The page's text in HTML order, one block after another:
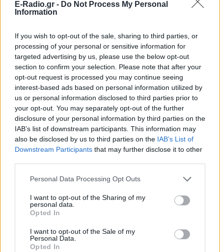
E-Radio.gr - Do Not Process My Personal
Information
If you wish to opt-out of the sale, sharing to third parties, or
processing of your personal or sensitive information for
targeted advertising by us, please use the below opt-out
section to confirm your selection. Please note that after your
opt-out request is processed you may continue seeing
interest-based ads based on personal information utilized by
us or personal information disclosed to third parties prior to
your opt-out. You may separately opt-out of the further
disclosure of your personal information by third parties on the
IAB’s list of downstream participants. This information may
also be disclosed by us to third parties on the IAB’s List of
Downstream Participants that may further disclose it to other
Personal Data Processing Opt Outs
I want to opt-out of the Sharing of my
personal data.
Opted In
I want to opt-out of the Sale of my
Personal Data.
Opted In
ΣΤΗΝ ΙΔΙΑ ΚΑΤΗΓΟΡΙΑ
Ο Γιώργος Μανίκας έστησε
καφετέριας – Τι έγινε στο
βίντεο